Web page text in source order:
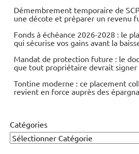
Démembrement temporaire de
une décote et préparer un revenu
Fonds à échéance 2026-2028 : le
qui sécurise vos gains avant la
Mandat de protection future : le
que tout propriétaire devrait signer
Tontine moderne : ce placement
revient en force auprès des
Catégories